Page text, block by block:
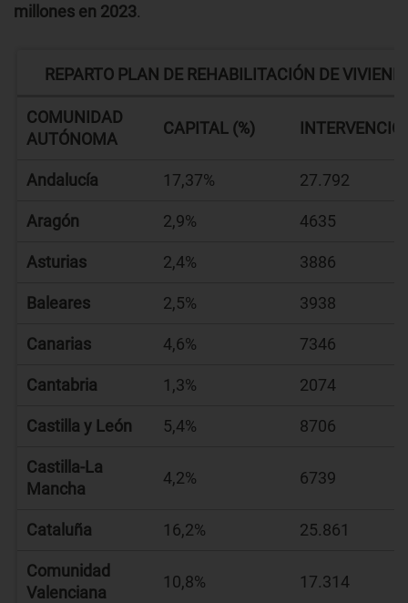
millones en 2023.
REPARTO PLAN DE REHABILITACIÓN DE
COMUNIDAD
AUTÓNOMA
CAPITAL (%)
Andalucía 17,37% 27.792
Aragón 2,9% 4635
Asturias 2,4% 3886
Baleares 2,5% 3938
Canarias 4,6% 7346
Cantabria 1,3% 2074
Castilla y León 5,4% 8706
Castilla-La
Mancha
4,2% 6739
Cataluña 16,2% 25.861
Comunidad
Valenciana
10,8% 17.314